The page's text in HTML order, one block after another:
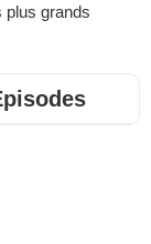
plus grands